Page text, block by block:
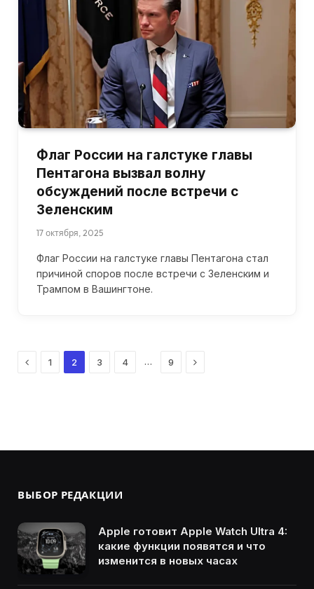
Флаг России на галстуке главы
Пентагона вызвал волну
обсуждений после встречи с
Зеленским
17 октября, 2025
Флаг России на галстуке главы Пентагона стал
причиной споров после встречи с Зеленским и
Трампом в Вашингтоне.
Previous
1 2 3 4 … 9 Next
ВЫБОР РЕДАКЦИИ
Apple готовит Apple Watch Ultra 4:
какие функции появятся и что
изменится в новых часах